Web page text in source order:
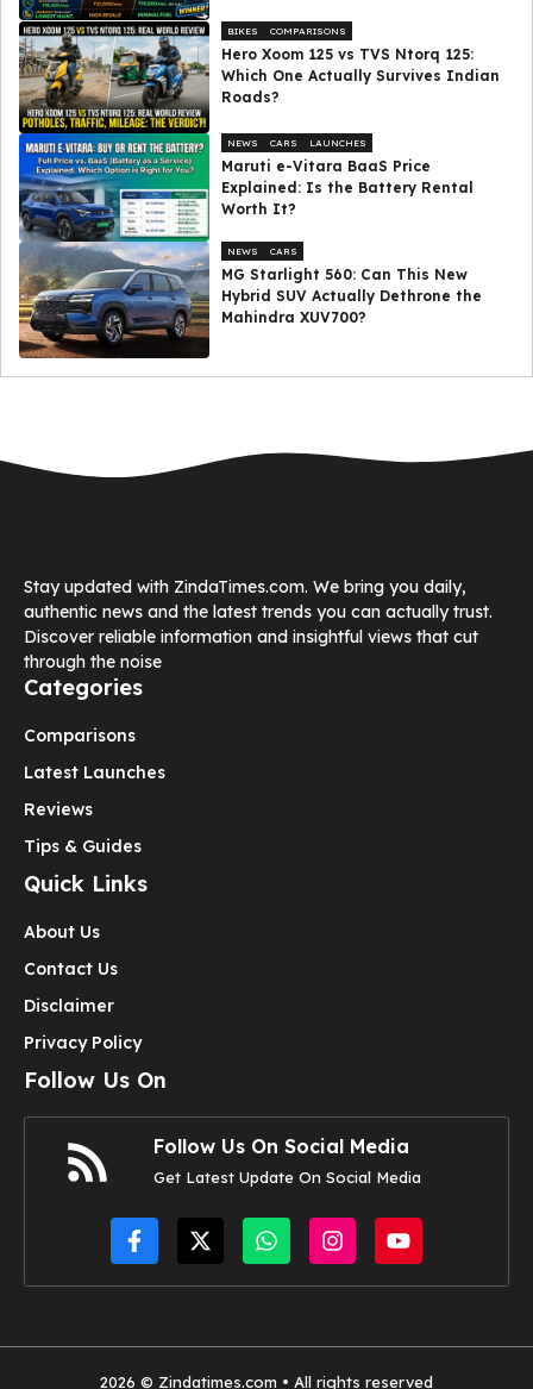
BIKES COMPARISONS
Hero Xoom 125 vs TVS Ntorq 125:
Which One Actually Survives Indian
Roads?
NEWS CARS LAUNCHES
Maruti e-Vitara BaaS Price
Explained: Is the Battery Rental
Worth It?
NEWS CARS
MG Starlight 560: Can This New
Hybrid SUV Actually Dethrone the
Mahindra XUV700?
Stay updated with ZindaTimes.com. We bring you daily,
authentic news and the latest trends you can actually trust.
Discover reliable information and insightful views that cut
through the noise
Categories
Comparisons
Latest Launches
Reviews
Tips & Guides
Quick Links
About Us
Contact Us
Disclaimer
Privacy Policy
Follow Us On
Follow Us On Social Media
Get Latest Update On Social Media
2026 © Zindatimes.com • All rights reserved